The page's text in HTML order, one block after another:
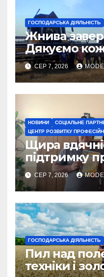
ГОСПОДАРСЬКА ДІЯЛЬНІСТЬ
Жнива
Дякуємо
СЕР 7, 2026
НОВИНИ СОЦІАЛЬНЕ
ЦЕНТР РОЗВИТКУ
Щира
підтримку
освіти
СЕР 7, 2026
ГОСПОДАРСЬКА ДІЯЛЬНІСТЬ
Пил над
техніки і